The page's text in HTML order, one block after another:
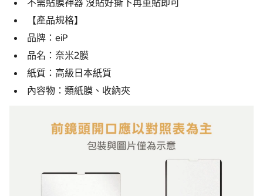
不需貼膜神器 沒貼好撕下再重貼即可
【產品規格】
品牌：eiP
品名：奈米2膜
紙質：高級日本紙質
內容物：類紙膜、收納夾